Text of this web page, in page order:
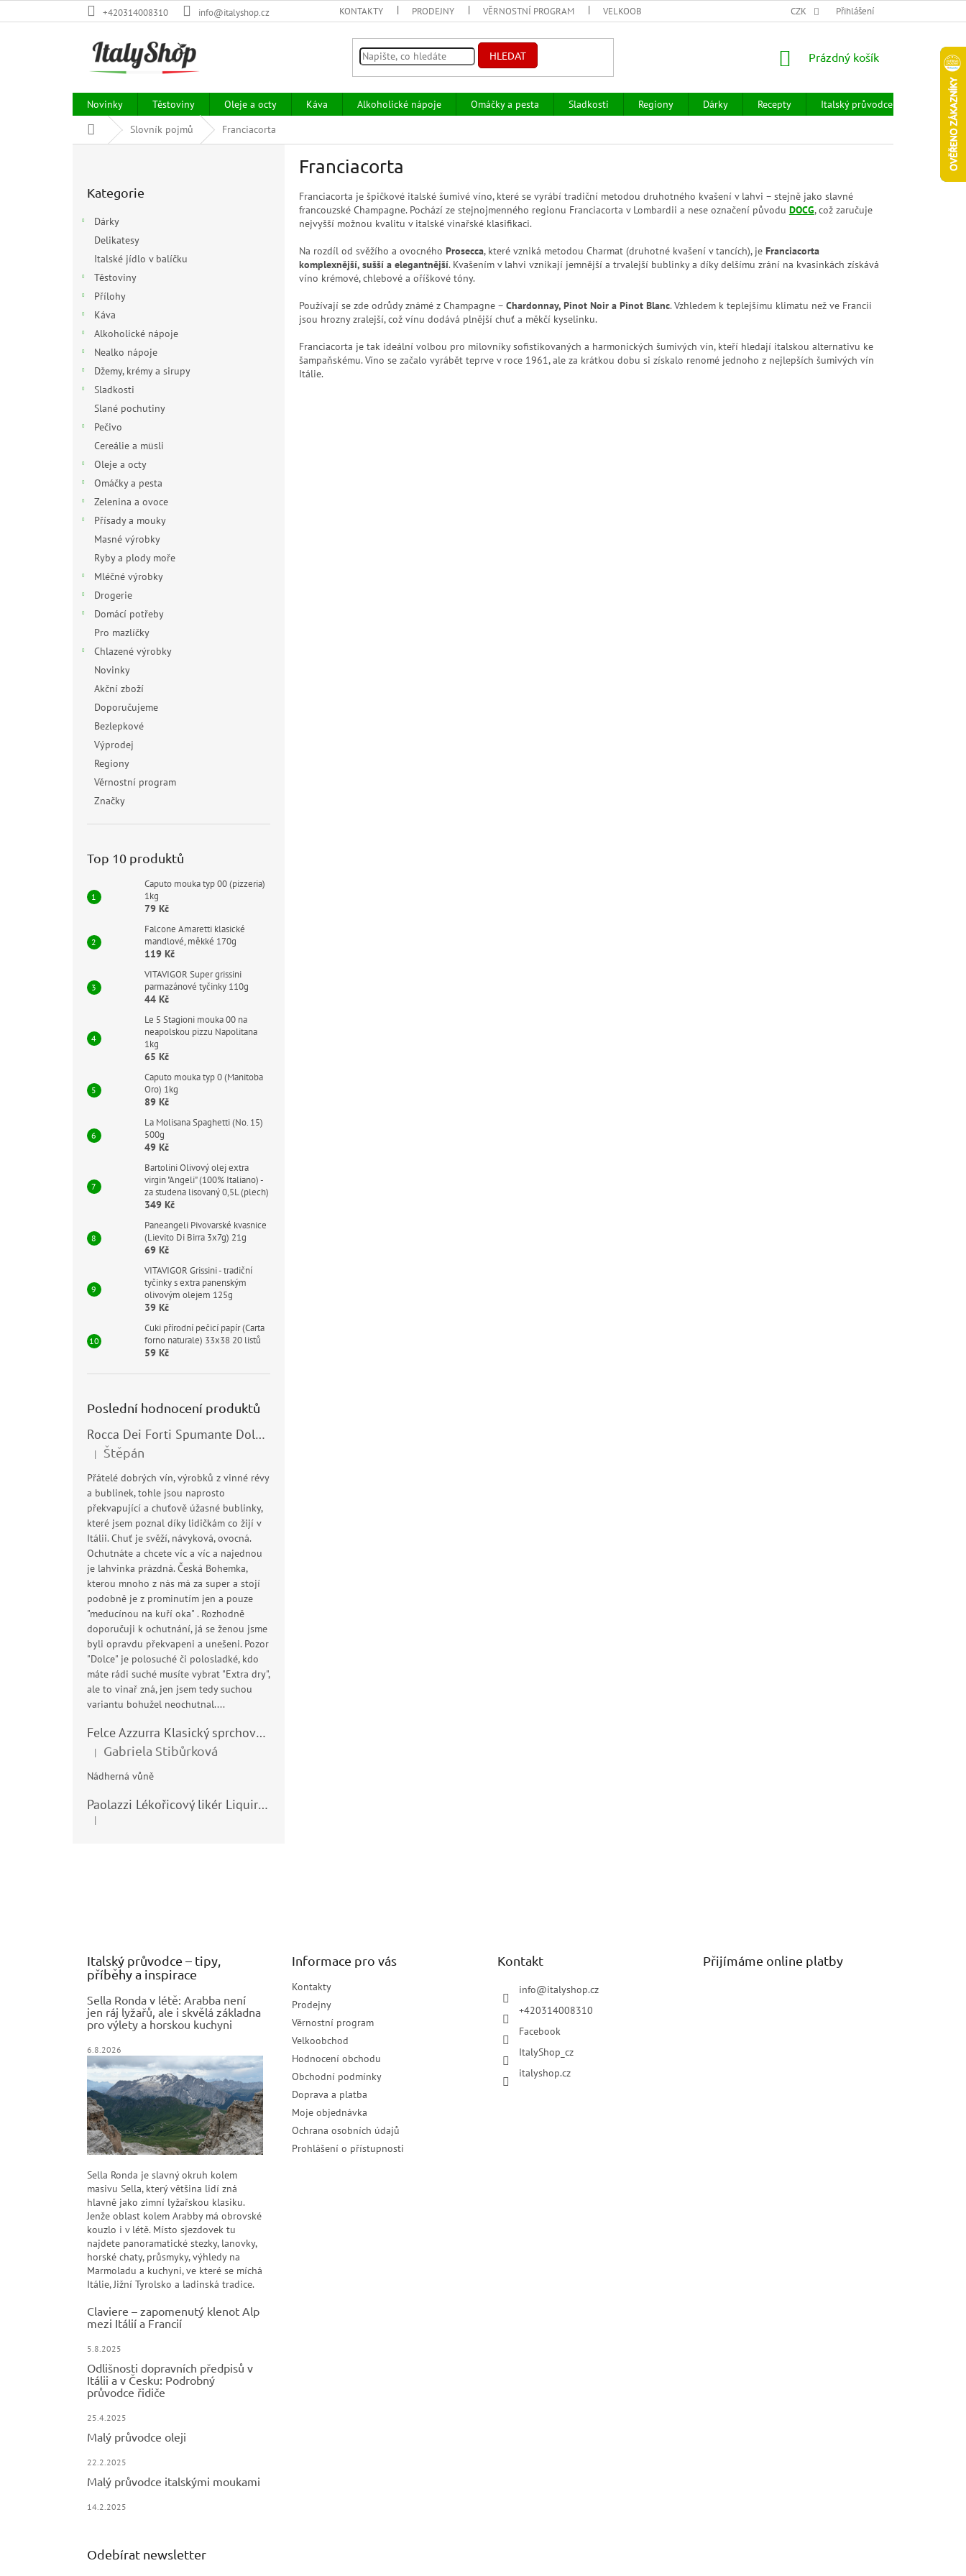
na
+420314008310 info@italyshop.cz KONTAKTY PRODEJNY VĚRNOSTNÍ PROGRAM VELKOOBCHOD HODNOCENÍ OBCHODU OBCHODNÍ PODMÍNKY
CZK Přihlášení
HLEDAT
NÁKUPNÍ
Prázdný košík
Novinky Těstoviny Oleje a octy Káva Alkoholické nápoje Omáčky a pesta Sladkosti Regiony Dárky Recepty Italský průvodce
Prodejny
Domů
Slovník pojmů Franciacorta
kategorie
Kategorie
Dárky
Delikatesy
Italské jídlo v balíčku
Těstoviny
Přílohy
Káva
Alkoholické nápoje
Nealko nápoje
Džemy, krémy a sirupy
Sladkosti
Slané pochutiny
Pečivo
Cereálie a müsli
Oleje a octy
Omáčky a pesta
Zelenina a ovoce
Přísady a mouky
Masné výrobky
Ryby a plody moře
Mléčné výrobky
Drogerie
Domácí potřeby
Pro mazlíčky
Chlazené výrobky
Novinky
Akční zboží
Doporučujeme
Bezlepkové
Výprodej
Regiony
Věrnostní program
Značky
Top 10 produktů
Caputo mouka typ 00 (pizzeria)
1kg
79 Kč
Falcone Amaretti klasické
mandlové, měkké 170g
119 Kč
VITAVIGOR Super grissini
parmazánové tyčinky 110g
44 Kč
Le 5 Stagioni mouka 00 na
neapolskou pizzu Napolitana
1kg
65 Kč
Caputo mouka typ 0 (Manitoba
Oro) 1kg
89 Kč
La Molisana Spaghetti (No. 15)
500g
49 Kč
Bartolini Olivový olej extra
virgin "Angeli" (100% Italiano) -
za studena lisovaný 0,5L (plech)
349 Kč
Paneangeli Pivovarské kvasnice
(Lievito Di Birra 3x7g) 21g
69 Kč
VITAVIGOR Grissini - tradiční
tyčinky s extra panenským
olivovým olejem 125g
39 Kč
Cuki přírodní pečicí papír (Carta
forno naturale) 33x38 20 listů
59 Kč
Poslední hodnocení produktů
Rocca Dei Forti Spumante Dolce 11,5% 0,75l
Hodnocení produktu je 5 z 5 hvězdiček.
| Štěpán
Přátelé dobrých vín, výrobků z vinné révy
a bublinek, tohle jsou naprosto
překvapující a chuťově úžasné bublinky,
které jsem poznal díky lidičkám co žijí v
Itálii. Chuť je svěží, návyková, ovocná.
Ochutnáte a chcete víc a víc a najednou
je lahvinka prázdná. Česká Bohemka,
kterou mnoho z nás má za super a stojí
podobně je z prominutím jen a pouze
"meducínou na kuří oka" . Rozhodně
doporučuji k ochutnání, já se ženou jsme
byli opravdu překvapeni a unešeni. Pozor
"Dolce" je polosuché či polosladké, kdo
máte rádi suché musíte vybrat "Extra dry",
ale to vinař zná, jen jsem tedy suchou
variantu bohužel neochutnal....
Felce Azzurra Klasický sprchový gel - doccia gel 400ml
Hodnocení produktu je 5 z 5 hvězdiček.
| Gabriela Stibůrková
Nádherná vůně
Paolazzi Lékořicový likér Liquirizia 24% 0,7L
Hodnocení produktu je 5 z 5 hvězdiček.
|
Franciacorta
Franciacorta je špičkové italské šumivé víno, které se vyrábí tradiční metodou druhotného kvašení v lahvi – stejně jako slavné
francouzské Champagne. Pochází ze stejnojmenného regionu Franciacorta v Lombardii a nese označení původu DOCG, což zaručuje
nejvyšší možnou kvalitu v italské vinařské klasifikaci.
Na rozdíl od svěžího a ovocného Prosecca, které vzniká metodou Charmat (druhotné kvašení v tancích), je Franciacorta
komplexnější, sušší a elegantnější. Kvašením v lahvi vznikají jemnější a trvalejší bublinky a díky delšímu zrání na kvasinkách získává
víno krémové, chlebové a oříškové tóny.
Používají se zde odrůdy známé z Champagne – Chardonnay, Pinot Noir a Pinot Blanc. Vzhledem k teplejšímu klimatu než ve Francii
jsou hrozny zralejší, což vínu dodává plnější chuť a měkčí kyselinku.
Franciacorta je tak ideální volbou pro milovníky sofistikovaných a harmonických šumivých vín, kteří hledají italskou alternativu ke
šampaňskému. Víno se začalo vyrábět teprve v roce 1961, ale za krátkou dobu si získalo renomé jednoho z nejlepších šumivých vín
Itálie.
Italský průvodce – tipy,
příběhy a inspirace
Sella Ronda v létě: Arabba není
jen ráj lyžařů, ale i skvělá základna
pro výlety a horskou kuchyni
6.8.2026
Sella Ronda je slavný okruh kolem
masivu Sella, který většina lidí zná
hlavně jako zimní lyžařskou klasiku.
Jenže oblast kolem Arabby má obrovské
kouzlo i v létě. Místo sjezdovek tu
najdete panoramatické stezky, lanovky,
horské chaty, průsmyky, výhledy na
Marmoladu a kuchyni, ve které se míchá
Itálie, Jižní Tyrolsko a ladinská tradice.
Claviere – zapomenutý klenot Alp
mezi Itálií a Francií
5.8.2025
Odlišnosti dopravních předpisů v
Itálii a v Česku: Podrobný
průvodce řidiče
25.4.2025
Malý průvodce oleji
22.2.2025
Malý průvodce italskými moukami
14.2.2025
Informace pro vás
Kontakty
Prodejny
Věrnostní program
Velkoobchod
Hodnocení obchodu
Obchodní podmínky
Doprava a platba
Moje objednávka
Ochrana osobních údajů
Prohlášení o přístupnosti
Kontakt
info@italyshop.cz
+420314008310
Facebook
ItalyShop_cz
italyshop.cz
Přijímáme online platby
Odebírat newsletter